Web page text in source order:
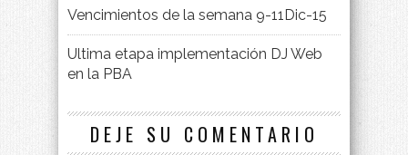
Vencimientos de la semana 9-11Dic-15
Ultima etapa implementación DJ Web
en la PBA
DEJE SU COMENTARIO